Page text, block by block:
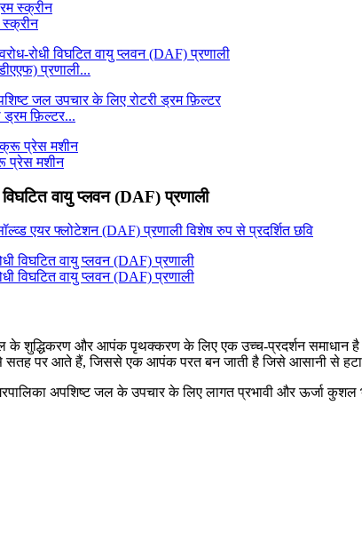
स्क्रीन
प्रणाली...
फ़िल्टर...
प्रेस मशीन
वायु प्लवन (DAF) प्रणाली
के शुद्धिकरण और आपंक पृथक्करण के लिए एक उच्च-प्रदर्शन समाधान
पर आते हैं, जिससे एक आपंक परत बन जाती है जिसे आसानी से
अपशिष्ट जल के उपचार के लिए लागत प्रभावी और ऊर्जा कुशल